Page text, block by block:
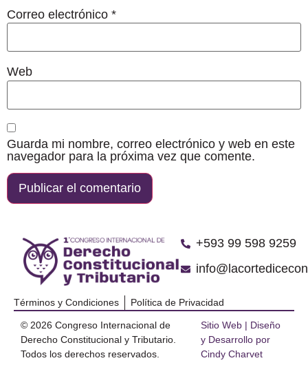
Correo electrónico *
Web
Guarda mi nombre, correo electrónico y web en este
navegador para la próxima vez que comente.
‪+593 99 598 9259‬
Términos y Condiciones Política de Privacidad
© 2026 Congreso Internacional de
Derecho Constitucional y Tributario.
Todos los derechos reservados.
Sitio Web | Diseño
y Desarrollo por
Cindy Charvet